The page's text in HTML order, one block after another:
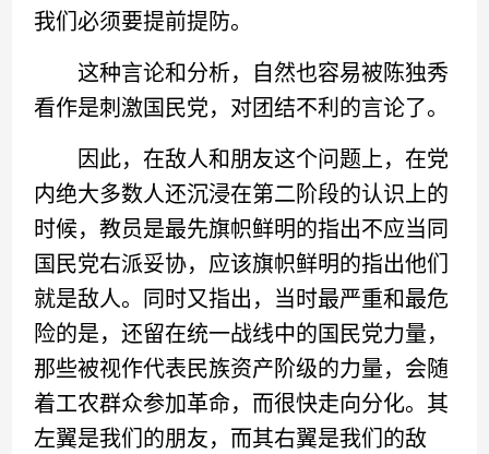
我们必须要提前提防。
这种言论和分析，自然也容易被陈独秀
看作是刺激国民党，对团结不利的言论了。
因此，在敌人和朋友这个问题上，在党
内绝大多数人还沉浸在第二阶段的认识上的
时候，教员是最先旗帜鲜明的指出不应当同
国民党右派妥协，应该旗帜鲜明的指出他们
就是敌人。同时又指出，当时最严重和最危
险的是，还留在统一战线中的国民党力量，
那些被视作代表民族资产阶级的力量，会随
着工农群众参加革命，而很快走向分化。其
左翼是我们的朋友，而其右翼是我们的敌